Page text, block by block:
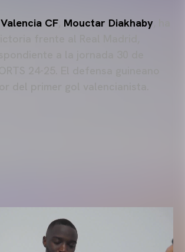
Valencia CF Mouctar Diakhaby